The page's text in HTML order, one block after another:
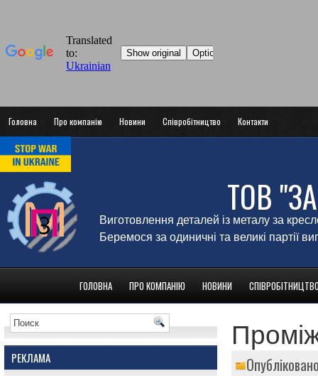
Головна Про компанію Новини Співробітництво Контакти
ТОВ
Виготовлення деталей із металу за
Беремося за одиничні та великі партії
ГОЛОВНА ПРО КОМПАНІЮ НОВИНИ
РЕКЛАМА